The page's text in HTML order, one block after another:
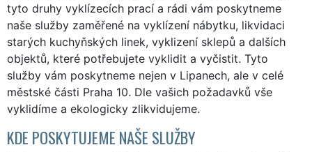
tyto druhy vyklízecích prací a rádi vám poskytneme
naše služby zaměřené na vyklízení nábytku, likvidaci
starých kuchyňských linek, vyklizení sklepů a dalších
objektů, které potřebujete vyklidit a vyčistit. Tyto
služby vám poskytneme nejen v Lipanech, ale v celé
městské části Praha 10. Dle vašich požadavků vše
vyklidíme a ekologicky zlikvidujeme.
KDE POSKYTUJEME NAŠE SLUŽBY